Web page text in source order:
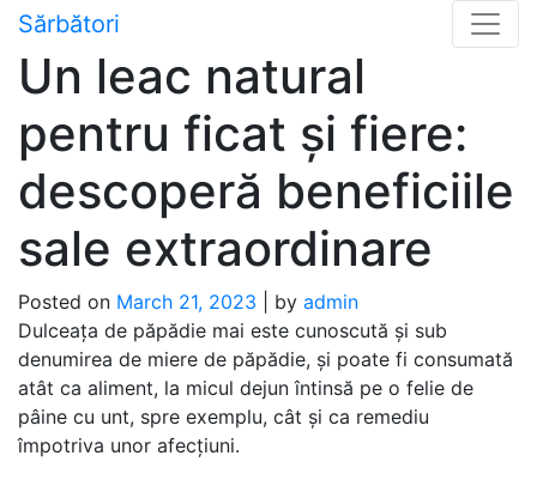
Skip
content
Sărbători
Un leac natural
pentru ficat și fiere:
descoperă beneficiile
sale extraordinare
Posted on March 21, 2023 by admin
Dulceața de păpădie mai este cunoscută și sub
denumirea de miere de păpădie, și poate fi consumată
atât ca aliment, la micul dejun întinsă pe o felie de
pâine cu unt, spre exemplu, cât și ca remediu
împotriva unor afecțiuni.